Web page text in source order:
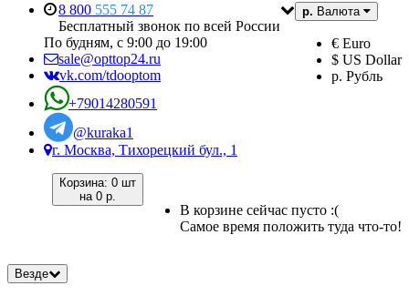
р. Валюта
€ Euro
$ US Dollar
р. Рубль
8 800 555 74 87
Бесплатный звонок по всей России
По будням, с 9:00 до 19:00
sale@opttop24.ru
vk.com/tdooptom
+79014280591
@kuraka1
г. Москва, Тихорецкий бул., 1
Корзина: 0 шт
на 0 р.
В корзине сейчас пусто :(
Самое время положить туда что-то!
Везде